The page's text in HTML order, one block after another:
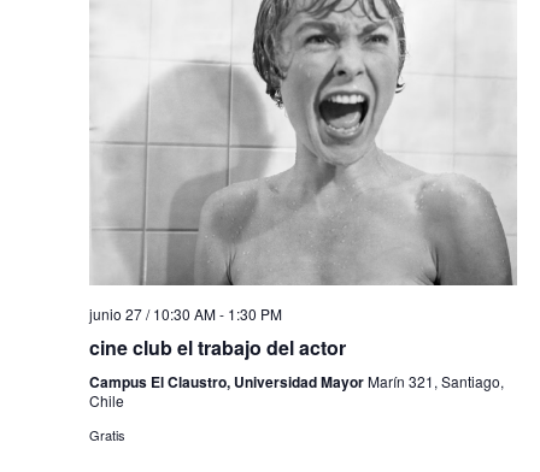
junio 27 / 10:30 AM- 1:30 PM
cine club el trabajo del actor
Campus El Claustro, Universidad MayorMarín 321, Santiago,
Chile
Gratis